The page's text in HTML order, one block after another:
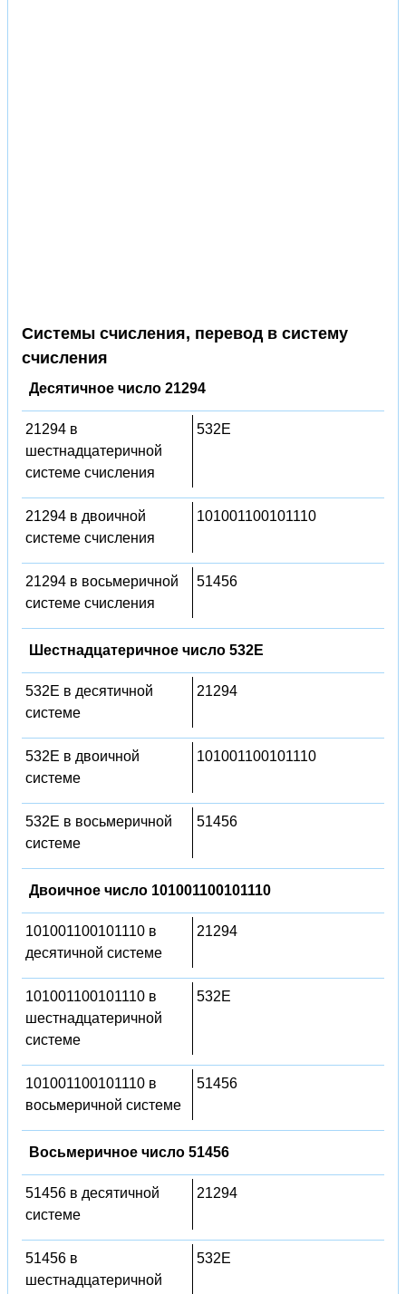
Системы счисления, перевод в систему
счисления
Десятичное число 21294
21294 в
шестнадцатеричной
системе счисления
532E
21294 в двоичной
системе счисления
101001100101110
21294 в восьмеричной
системе счисления
51456
Шестнадцатеричное число 532E
532E в десятичной
системе
21294
532E в двоичной
системе
101001100101110
532E в восьмеричной
системе
51456
Двоичное число 101001100101110
101001100101110 в
десятичной системе
21294
101001100101110 в
шестнадцатеричной
системе
532E
101001100101110 в
восьмеричной системе
51456
Восьмеричное число 51456
51456 в десятичной
системе
21294
51456 в
шестнадцатеричной
532E